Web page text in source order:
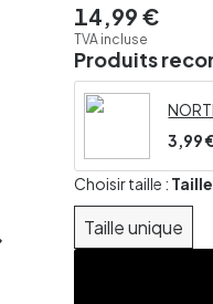
14,99 €
TVA incluse
Produits
3,99
Choisir taille :
Taille unique